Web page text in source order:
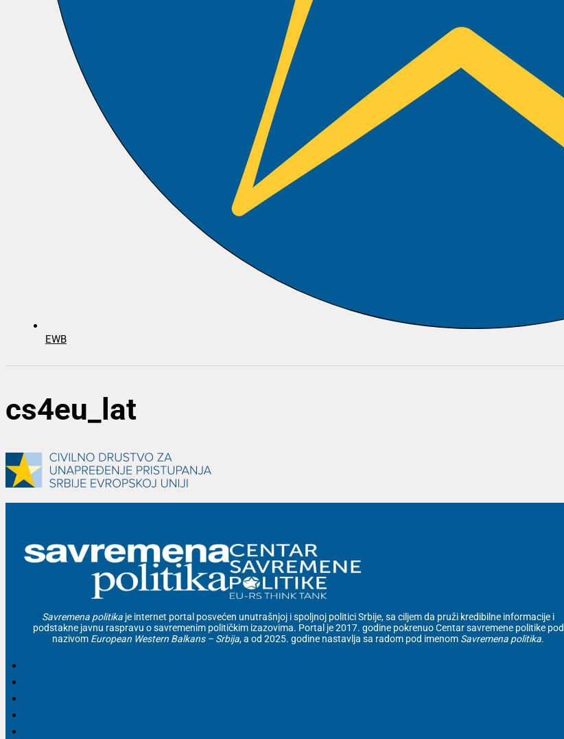
EWB
cs4eu_lat
Savremena politika je internet portal posvećen unutrašnjoj i spoljnoj politici Srbije, sa ciljem da pruži kredibilne informacije i
podstakne javnu raspravu o savremenim političkim izazovima. Portal je 2017. godine pokrenuo Centar savremene politike pod
nazivom European Western Balkans – Srbija, a od 2025. godine nastavlja sa radom pod imenom Savremena politika.